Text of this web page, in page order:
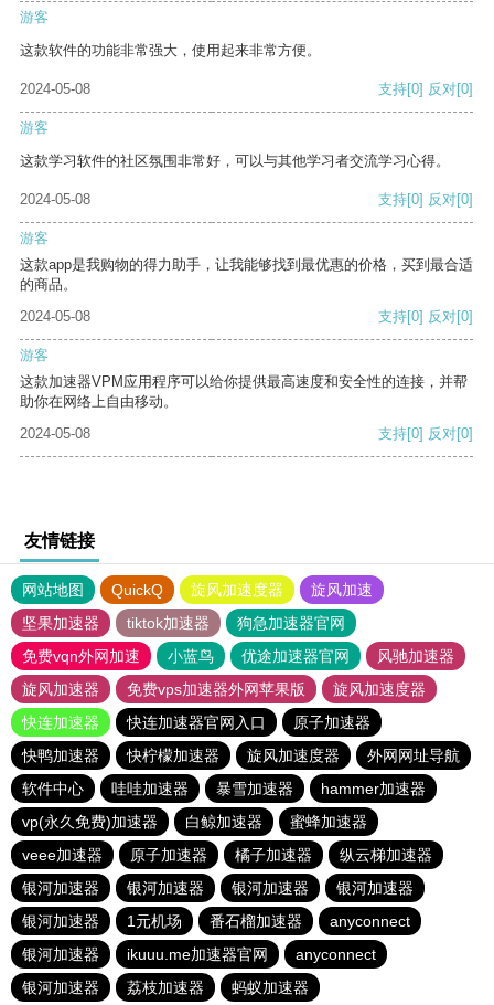
游客
这款软件的功能非常强大，使用起来非常方便。
2024-05-08 支持[0] 反对[0]
游客
这款学习软件的社区氛围非常好，可以与其他学习者交流学习心得。
2024-05-08 支持[0] 反对[0]
游客
这款app是我购物的得力助手，让我能够找到最优惠的价格，买到最合适
的商品。
2024-05-08
支持[0] 反对[0]
游客
这款加速器VPM应用程序可以给你提供最高速度和安全性的连接，并帮
助你在网络上自由移动。
2024-05-08
支持[0] 反对[0]
友情链接
网站地图 QuickQ 旋风加速度器
旋风加速
坚果加速器
tiktok加速器
狗急加速器官网
免费vqn外网加速
小蓝鸟 优途加速器官网
风驰加速器
旋风加速器
免费vps加速器外网苹果版
旋风加速度器
快连加速器
快连加速器官网入口
原子加速器
快鸭加速器
快柠檬加速器 旋风加速度器
外网网址导航
软件中心
哇哇加速器 暴雪加速器
hammer加速器
vp(永久免费)加速器
白鲸加速器
蜜蜂加速器
veee加速器
原子加速器 橘子加速器
纵云梯加速器
银河加速器
银河加速器 银河加速器
银河加速器
银河加速器
1元机场 番石榴加速器
anyconnect
银河加速器
ikuuu.me加速器官网
anyconnect
银河加速器
荔枝加速器 蚂蚁加速器